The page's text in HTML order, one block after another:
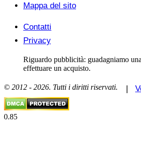
Mappa del sito
Contatti
Privacy
Riguardo pubblicità: guadagniamo
effettuare un acquisto.
© 2012 - 2026. Tutti i diritti riservati. |
0.85